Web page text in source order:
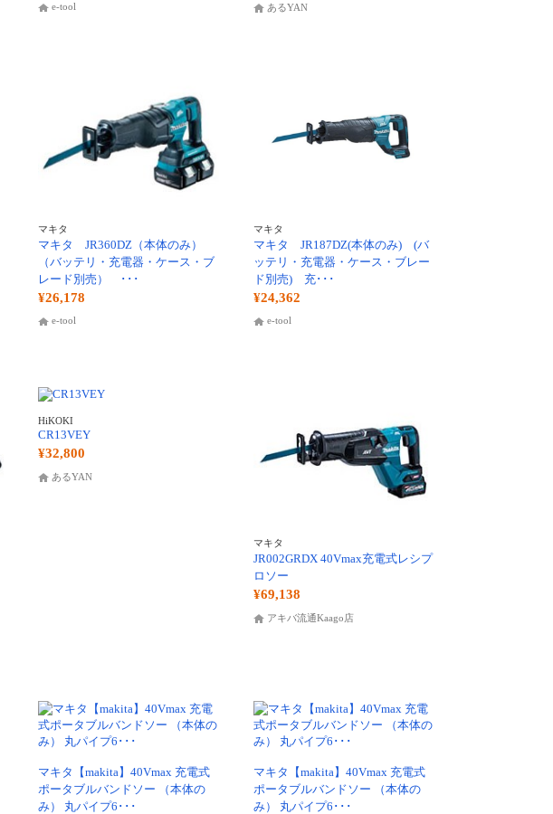
e-tool あるYAN
マキタ
マキタ JR360DZ（本体のみ）
（バッテリ・充電器・ケース・ブ
レード別売） ･･･
¥26,178
e-tool
マキタ
マキタ JR187DZ(本体のみ) (バ
ッテリ・充電器・ケース・ブレー
ド別売) 充･･･
¥24,362
e-tool
HiKOKI
CR13VEY
¥32,800
あるYAN
マキタ
JR002GRDX 40Vmax充電式レシプ
ロソー
¥69,138
アキバ流通Kaago店
マキタ【makita】40Vmax 充電式
ポータブルバンドソー （本体の
み） 丸パイプ6･･･
マキタ【makita】40Vmax 充電式
ポータブルバンドソー （本体の
み） 丸パイプ6･･･